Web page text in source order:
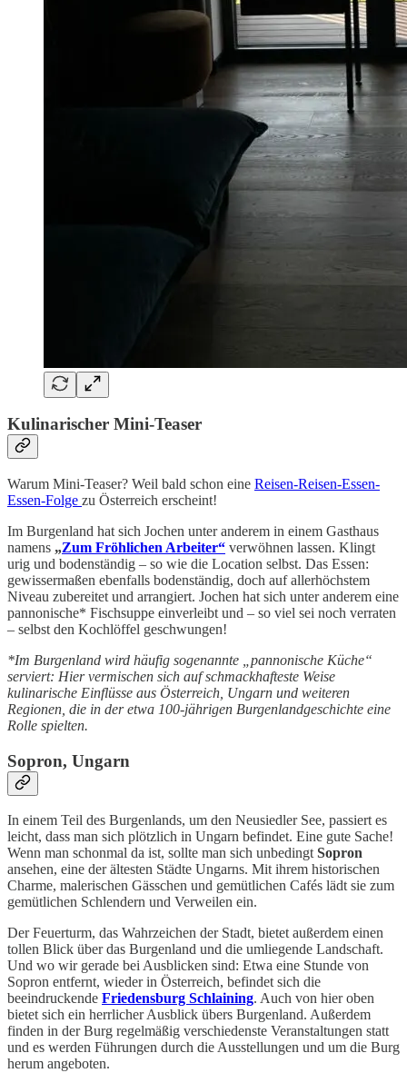
Kulinarischer Mini-Teaser
Warum Mini-Teaser? Weil bald schon eine Reisen-Reisen-Essen-
Essen-Folge zu Österreich erscheint!
Im Burgenland hat sich Jochen unter anderem in einem Gasthaus
namens „Zum Fröhlichen Arbeiter“ verwöhnen lassen. Klingt
urig und bodenständig – so wie die Location selbst. Das Essen:
gewissermaßen ebenfalls bodenständig, doch auf allerhöchstem
Niveau zubereitet und arrangiert. Jochen hat sich unter anderem eine
pannonische* Fischsuppe einverleibt und – so viel sei noch verraten
– selbst den Kochlöffel geschwungen!
*Im Burgenland wird häufig sogenannte „pannonische Küche“
serviert: Hier vermischen sich auf schmackhafteste Weise
kulinarische Einflüsse aus Österreich, Ungarn und weiteren
Regionen, die in der etwa 100-jährigen Burgenlandgeschichte eine
Rolle spielten.
Sopron, Ungarn
In einem Teil des Burgenlands, um den Neusiedler See, passiert es
leicht, dass man sich plötzlich in Ungarn befindet. Eine gute Sache!
Wenn man schonmal da ist, sollte man sich unbedingtSopron
ansehen, eine der ältesten Städte Ungarns. Mit ihrem historischen
Charme, malerischen Gässchen und gemütlichen Cafés lädt sie zum
gemütlichen Schlendern und Verweilen ein.
Der Feuerturm, das Wahrzeichen der Stadt, bietet außerdem einen
tollen Blick über das Burgenland und die umliegende Landschaft.
Und wo wir gerade bei Ausblicken sind: Etwa eine Stunde von
Sopron entfernt, wieder in Österreich, befindet sich die
beeindruckende Friedensburg Schlaining. Auch von hier oben
bietet sich ein herrlicher Ausblick übers Burgenland. Außerdem
finden in der Burg regelmäßig verschiedenste Veranstaltungen statt
und es werden Führungen durch die Ausstellungen und um die Burg
herum angeboten.